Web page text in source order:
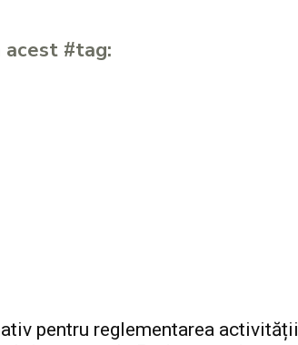
#tag:
pentru reglementarea activității